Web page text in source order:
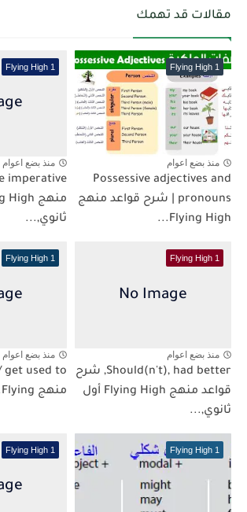
مقالات قد تهمك
Flying High 1
منذ بضع اعوام
Possessive adjectives and
pronouns | شرح قواعد منهج
Flying High...
Flying High 1
منذ بضع اعوام
ثانوي,...
Flying High 1
منذ بضع اعوام
Should(n't), had better, شرح
قواعد منهج Flying High أول
ثانوي,...
Flying High 1
منذ بضع اعوام
منهج Flying...
Flying High 1
Flying High 1